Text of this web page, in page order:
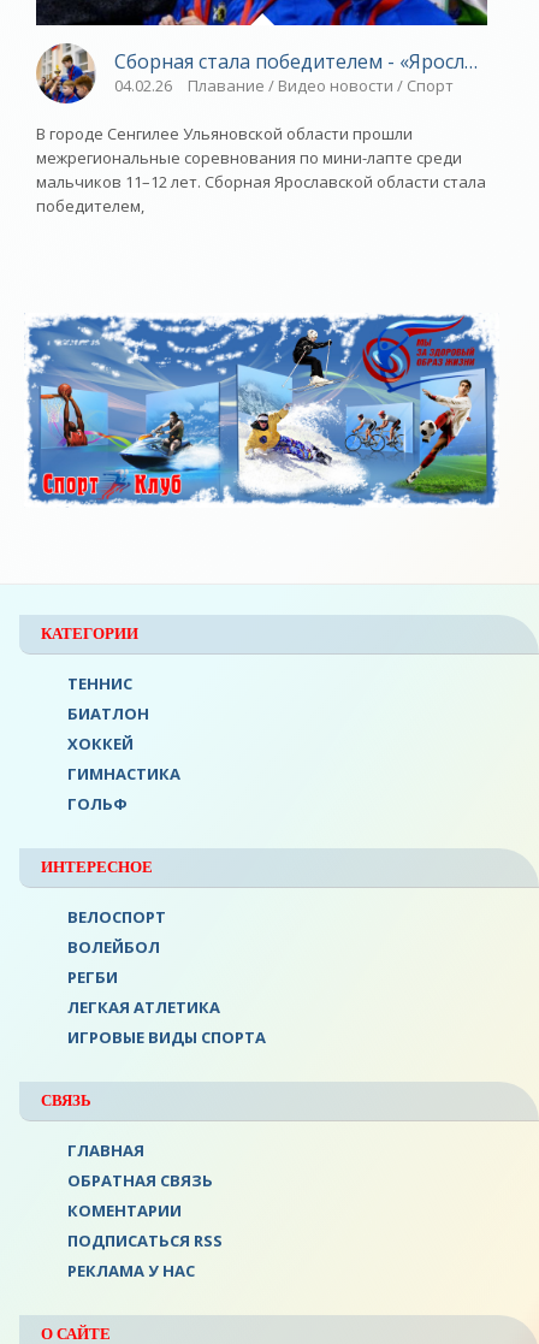
Сборная стала победителем - «Ярославский
04.02.26 Плавание / Видео новости / Спорт
В городе Сенгилее Ульяновской области прошли
межрегиональные соревнования по мини-лапте среди
мальчиков 11–12 лет. Сборная Ярославской области стала
победителем,
КАТЕГОРИИ
ТЕННИС
БИАТЛОН
ХОККЕЙ
ГИМНАСТИКА
ГОЛЬФ
ИНТЕРЕСНОЕ
ВЕЛОСПОРТ
ВОЛЕЙБОЛ
РЕГБИ
ЛЕГКАЯ АТЛЕТИКА
ИГРОВЫЕ ВИДЫ СПОРТА
СВЯЗЬ
ГЛАВНАЯ
ОБРАТНАЯ СВЯЗЬ
КОМЕНТАРИИ
ПОДПИСАТЬСЯ RSS
РЕКЛАМА У НАС
О САЙТЕ